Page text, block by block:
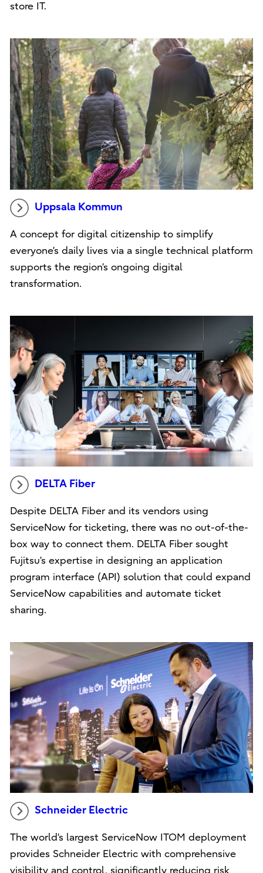
store IT.
Uppsala Kommun
A concept for digital citizenship to simplify
everyone’s daily lives via a single technical platform
supports the region’s ongoing digital
transformation.
DELTA Fiber
Despite DELTA Fiber and its vendors using
ServiceNow for ticketing, there was no out-of-the-
box way to connect them. DELTA Fiber sought
Fujitsu’s expertise in designing an application
program interface (API) solution that could expand
ServiceNow capabilities and automate ticket
sharing.
Schneider Electric
The world’s largest ServiceNow ITOM deployment
provides Schneider Electric with comprehensive
visibility and control, significantly reducing risk